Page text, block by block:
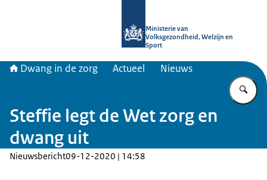
Ministerie van
Volksgezondheid, Welzijn en
Sport
Dwang in de zorg Actueel Nieuws
Steffie legt de Wet zorg en
dwang uit
Nieuwsbericht09-12-2020 | 14:58